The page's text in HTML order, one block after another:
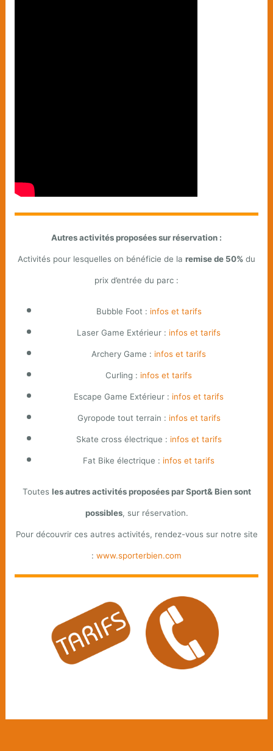
Autres activités proposées sur réservation :
Activités pour lesquelles on bénéficie de la remise de 50% du
prix d’entrée du parc :
Bubble Foot : infos et tarifs
Laser Game Extérieur : infos et tarifs
Archery Game : infos et tarifs
Curling : infos et tarifs
Escape Game Extérieur : infos et tarifs
Gyropode tout terrain : infos et tarifs
Skate cross électrique : infos et tarifs
Fat Bike électrique : infos et tarifs
Toutes les autres activités proposées par Sport& Bien sont
possibles, sur réservation.
Pour découvrir ces autres activités, rendez-vous sur notre site
: www.sporterbien.com